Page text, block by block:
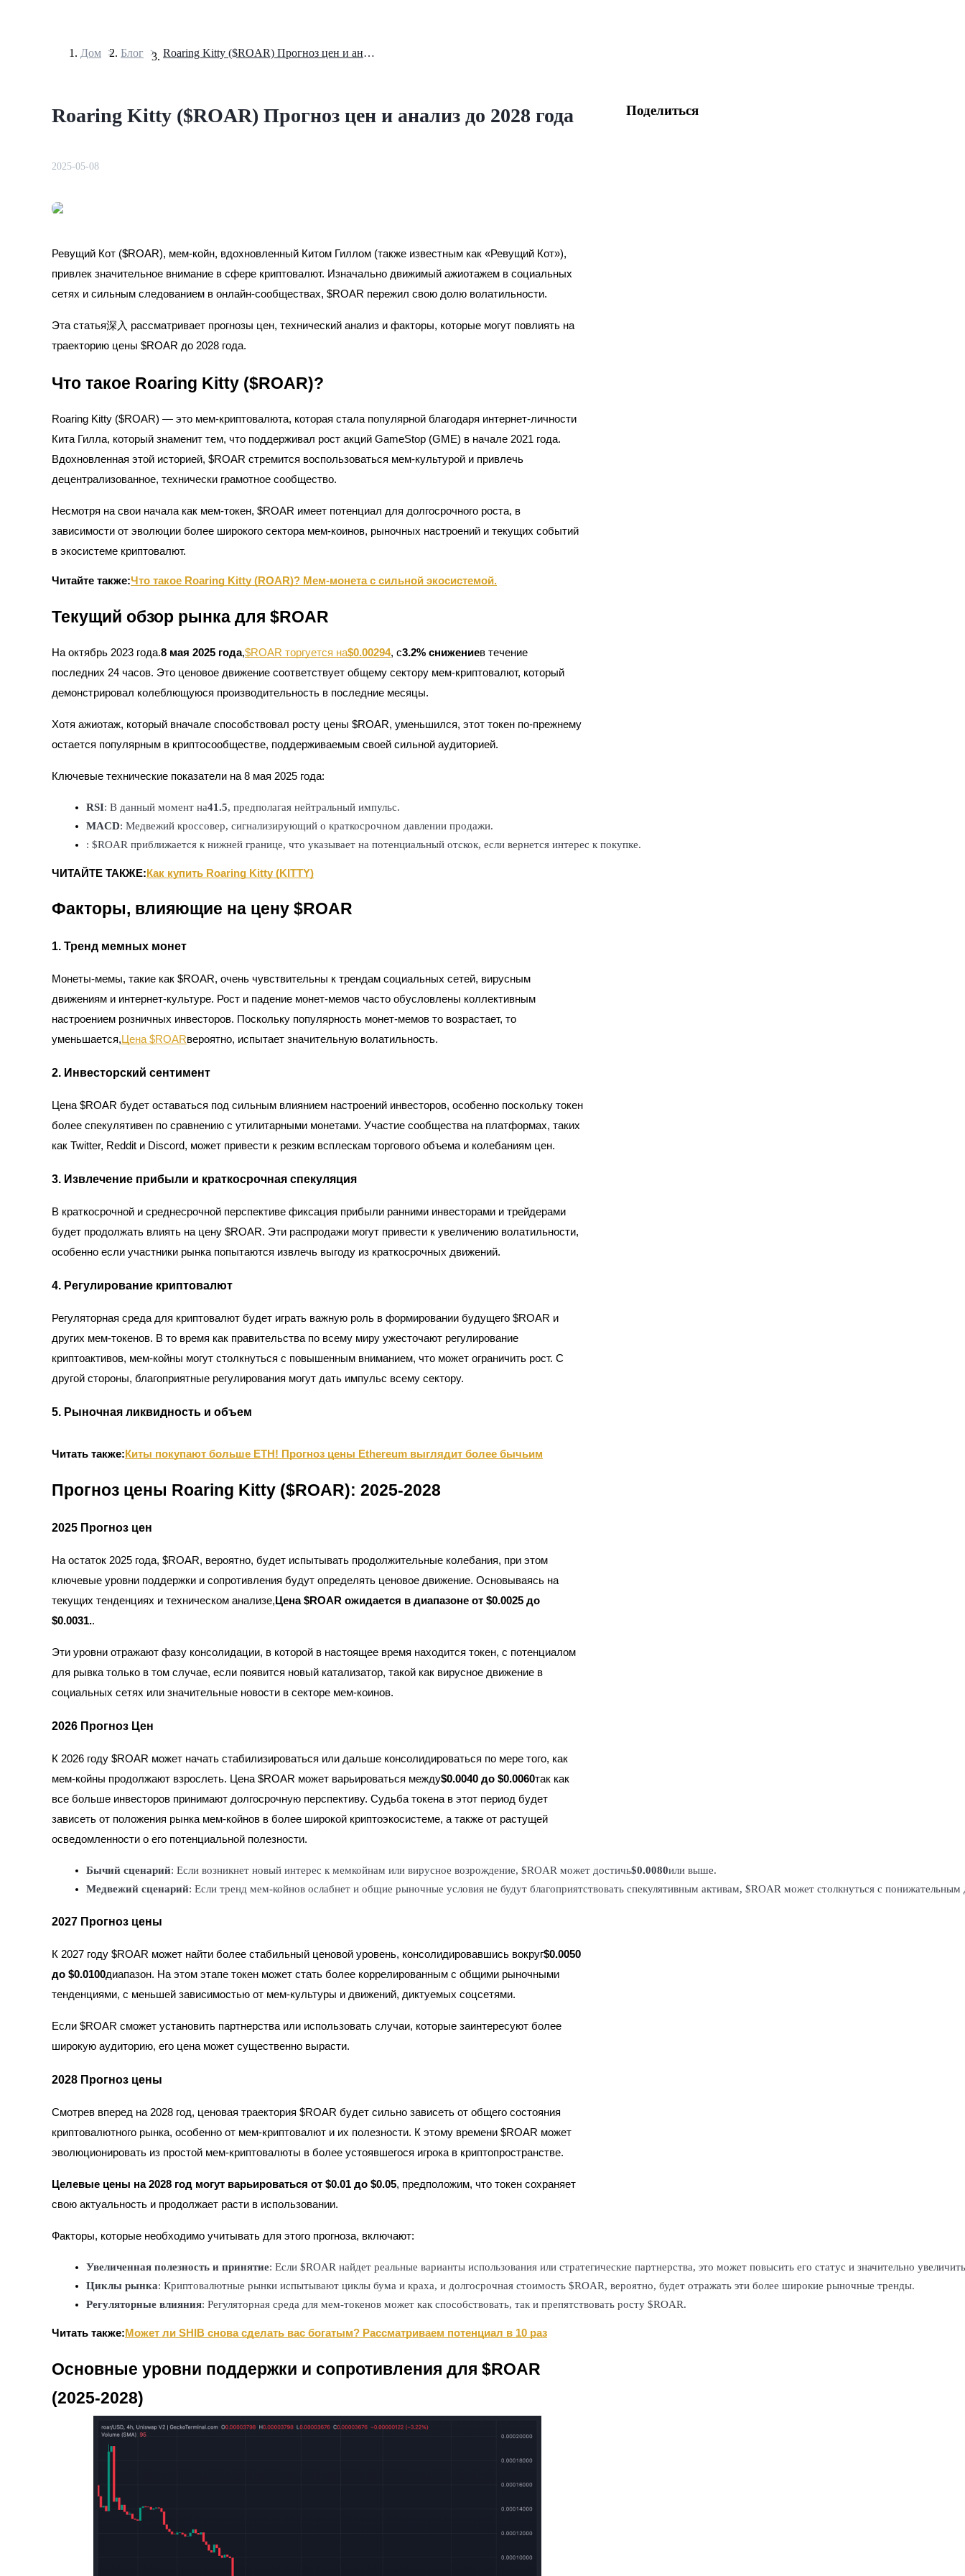
USDT-фьючерсы
Фьючерсы на COIN-M
Криптовалютные фьючерсы
TradFi
Деривативы на акции, форекс, драгоценные металлы и сырьевые товары
Фьючерсы с использованием USDC в качестве обеспечения
Копирование торговли
Присоединяйтесь к лучшим трейдерам
Станьте копи-трейдером
Наслаждайтесь распределением прибыли и комиссиями за копи-трейдинг
Информация
Анализ больших данных, включая торговую информацию и т. д.
Руководство для начинающих по фьючерсам
Торговые стратегии
Силовая свинья
Стейкинг
Высокая прибыль и мгновенный доступ
Launchpool
Гибкая ставка для заработка популярных токенов
Блокировки BTR
Сервис заимствований, обеспеченных криптовалютой
Дом > Блог > Roaring Kitty ($ROAR) Прогноз цен и анализ до 2028 года
Roaring Kitty ($ROAR) Прогноз цен и анализ до 2028 года
2025-05-08
Ревущий Кот ($ROAR), мем-койн, вдохновленный Китом Гиллом (также известным как «Ревущий Кот»),
привлек значительное внимание в сфере криптовалют. Изначально движимый ажиотажем в социальных
сетях и сильным следованием в онлайн-сообществах, $ROAR пережил свою долю волатильности.
Эта статья深入 рассматривает прогнозы цен, технический анализ и факторы, которые могут повлиять на
траекторию цены $ROAR до 2028 года.
Что такое Roaring Kitty ($ROAR)?
Roaring Kitty ($ROAR) — это мем-криптовалюта, которая стала популярной благодаря интернет-личности
Кита Гилла, который знаменит тем, что поддерживал рост акций GameStop (GME) в начале 2021 года.
Вдохновленная этой историей, $ROAR стремится воспользоваться мем-культурой и привлечь
децентрализованное, технически грамотное сообщество.
Несмотря на свои начала как мем-токен, $ROAR имеет потенциал для долгосрочного роста, в
зависимости от эволюции более широкого сектора мем-коинов, рыночных настроений и текущих событий
в экосистеме криптовалют.
Читайте также:Что такое Roaring Kitty (ROAR)? Мем-монета с сильной экосистемой.
Текущий обзор рынка для $ROAR
На октябрь 2023 года.8 мая 2025 года,$ROAR торгуется на$0.00294, с3.2% снижениев течение
последних 24 часов. Это ценовое движение соответствует общему сектору мем-криптовалют, который
демонстрировал колеблющуюся производительность в последние месяцы.
Хотя ажиотаж, который вначале способствовал росту цены $ROAR, уменьшился, этот токен по-прежнему
остается популярным в криптосообществе, поддерживаемым своей сильной аудиторией.
Ключевые технические показатели на 8 мая 2025 года:
RSI: В данный момент на41.5, предполагая нейтральный импульс.
MACD: Медвежий кроссовер, сигнализирующий о краткосрочном давлении продажи.
: $ROAR приближается к нижней границе, что указывает на потенциальный отскок, если вернется интерес к покупке.
ЧИТАЙТЕ ТАКЖЕ: Как купить Roaring Kitty (KITTY)
Факторы, влияющие на цену $ROAR
1. Тренд мемных монет
Монеты-мемы, такие как $ROAR, очень чувствительны к трендам социальных сетей, вирусным
движениям и интернет-культуре. Рост и падение монет-мемов часто обусловлены коллективным
настроением розничных инвесторов. Поскольку популярность монет-мемов то возрастает, то
уменьшается,Цена $ROARвероятно, испытает значительную волатильность.
2. Инвесторский сентимент
Цена $ROAR будет оставаться под сильным влиянием настроений инвесторов, особенно поскольку токен
более спекулятивен по сравнению с утилитарными монетами. Участие сообщества на платформах, таких
как Twitter, Reddit и Discord, может привести к резким всплескам торгового объема и колебаниям цен.
3. Извлечение прибыли и краткосрочная спекуляция
В краткосрочной и среднесрочной перспективе фиксация прибыли ранними инвесторами и трейдерами
будет продолжать влиять на цену $ROAR. Эти распродажи могут привести к увеличению волатильности,
особенно если участники рынка попытаются извлечь выгоду из краткосрочных движений.
4. Регулирование криптовалют
Регуляторная среда для криптовалют будет играть важную роль в формировании будущего $ROAR и
других мем-токенов. В то время как правительства по всему миру ужесточают регулирование
криптоактивов, мем-койны могут столкнуться с повышенным вниманием, что может ограничить рост. С
другой стороны, благоприятные регулирования могут дать импульс всему сектору.
5. Рыночная ликвидность и объем
Читать также: Киты покупают больше ETH! Прогноз цены Ethereum выглядит более бычьим
Прогноз цены Roaring Kitty ($ROAR): 2025-2028
2025 Прогноз цен
На остаток 2025 года, $ROAR, вероятно, будет испытывать продолжительные колебания, при этом
ключевые уровни поддержки и сопротивления будут определять ценовое движение. Основываясь на
текущих тенденциях и техническом анализе, Цена $ROAR ожидается в диапазоне от $0.0025 до
$0.0031..
Эти уровни отражают фазу консолидации, в которой в настоящее время находится токен, с потенциалом
для рывка только в том случае, если появится новый катализатор, такой как вирусное движение в
социальных сетях или значительные новости в секторе мем-коинов.
2026 Прогноз Цен
К 2026 году $ROAR может начать стабилизироваться или дальше консолидироваться по мере того, как
мем-койны продолжают взрослеть. Цена $ROAR может варьироваться между$0.0040 до $0.0060так как
все больше инвесторов принимают долгосрочную перспективу. Судьба токена в этот период будет
зависеть от положения рынка мем-койнов в более широкой криптоэкосистеме, а также от растущей
осведомленности о его потенциальной полезности.
Бычий сценарий: Если возникнет новый интерес к мемкойнам или вирусное возрождение, $ROAR может достичь$0.0080или выше.
Медвежий сценарий: Если тренд мем-койнов ослабнет и общие рыночные условия не будут благоприятствовать спекулятивным активам, $ROAR может столкнуться с
2027 Прогноз цены
К 2027 году $ROAR может найти более стабильный ценовой уровень, консолидировавшись вокруг$0.0050
до $0.0100диапазон. На этом этапе токен может стать более коррелированным с общими рыночными
тенденциями, с меньшей зависимостью от мем-культуры и движений, диктуемых соцсетями.
Если $ROAR сможет установить партнерства или использовать случаи, которые заинтересуют более
широкую аудиторию, его цена может существенно вырасти.
2028 Прогноз цены
Смотрев вперед на 2028 год, ценовая траектория $ROAR будет сильно зависеть от общего состояния
криптовалютного рынка, особенно от мем-криптовалют и их полезности. К этому времени $ROAR может
эволюционировать из простой мем-криптовалюты в более устоявшегося игрока в криптопространстве.
Целевые цены на 2028 год могут варьироваться от $0.01 до $0.05, предположим, что токен сохраняет
свою актуальность и продолжает расти в использовании.
Факторы, которые необходимо учитывать для этого прогноза, включают:
Увеличенная полезность и принятие: Если $ROAR найдет реальные варианты использования или стратегические партнерства, это может повысить его статус и значительно
Циклы рынка: Криптовалютные рынки испытывают циклы бума и краха, и долгосрочная стоимость $ROAR, вероятно, будет отражать эти более широкие рыночные тренды.
Регуляторные влияния: Регуляторная среда для мем-токенов может как способствовать, так и препятствовать росту $ROAR.
Читать также: Может ли SHIB снова сделать вас богатым? Рассматриваем потенциал в 10 раз
Основные уровни поддержки и сопротивления для $ROAR
(2025-2028)
Поделиться